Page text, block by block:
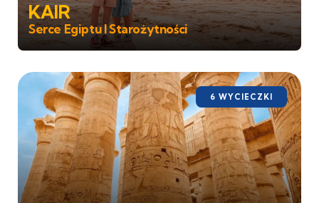
KAIR
Serce Egiptu I Starożytności
6 WYCIECZKI